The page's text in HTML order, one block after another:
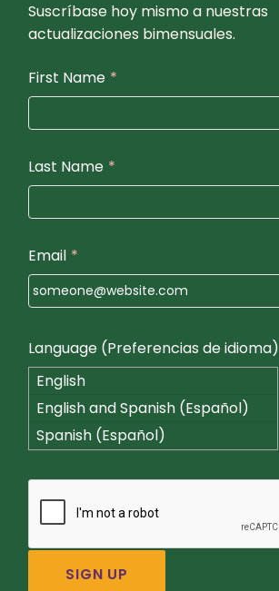
Suscríbase hoy mismo a nuestras
actualizaciones bimensuales.
First Name *
Last Name *
Email *
Language (Preferencias de idioma)
English
English and Spanish (Español)
Spanish (Español)